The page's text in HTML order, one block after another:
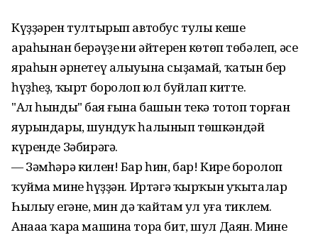
Күҙҙәрен тултырып автобус тулы кеше
араһынан берәүҙең ни әйтерен көтөп төбәлеп, әсе
яраһын әрнетеү алыуына сыҙамай, ҡатын бер
һүҙһеҙ, ҡырт боролоп юл буйлап китте.
"Ал һындың" бая ғына башын текә тотоп торған
яурындары, шундуҡ һалынып төшкәндәй
күренде Зәбирәгә.
— Зәмһәрә килен! Бар һин, бар! Кире боролоп
ҡуйма минең һүҙҙән. Иртәгә ҡырҡын уҡыталар
Һылыу еңгәнең, мин дә ҡайтам ул уға тиклем.
Анааа ҡара машина тора бит, шул Даян. Мине